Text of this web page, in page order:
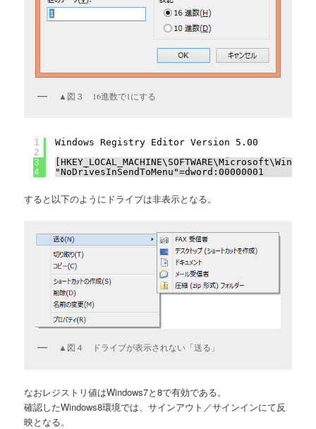
▲図３ 16進数で1にする
1
2
3
4
Windows Registry Editor Version 5.00
"NoDrivesInSendToMenu"=dword:00000001
すると以下のようにドライブは非表示となる。
▲図４ ドライブが表示されない「送る」
なおレジストリ値はWindows7と8で有効である。
確認したWindows8環境では、サインアウト／サインインにて反
映となる。